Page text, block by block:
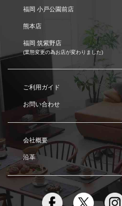
福岡 小戸公園前店
熊本店
福岡 筑紫野店
(業態変更の為お店が変わりました)
ご利用ガイド
お問い合わせ
会社概要
沿革